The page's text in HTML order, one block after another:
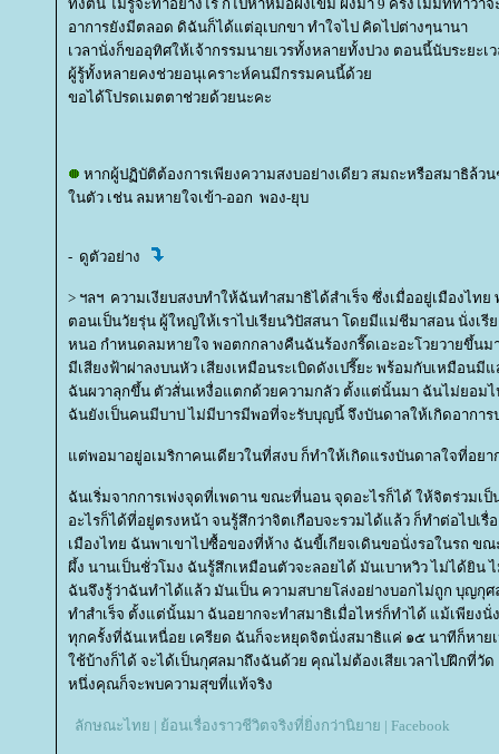
ทั้งตื่น ไม่รู้จะทำอย่างไร ก็ไปหาหมอฝังเข็ม ฝังมา 9 ครั้งไม่มีทีท่าว่าจ
อาการยังมีตลอด ดิฉันก็ได้แต่อุเบกขา ทำใจไป คิดไปต่างๆนานา
เวลานั่งก็ขออุทิศให้เจ้ากรรมนายเวรทั้งหลายทั้งปวง ตอนนี้นับระยะเ
ผู้รู้ทั้งหลายคงช่วยอนุเคราะห์คนมีกรรมคนนี้ด้ว
ขอได้โปรดเมตตาช่วยด้วยนะคะ
หากผู้ปฏิบัติต้องการเพียงความสงบอย่างเดียว สมถะหรือสมาธิล้ว
นตัว เช่น ลมหายใจเข้า-ออก พอง-ยุบ
- ดูตัวอย่าง
> ฯลฯ ความเงียบสงบทำให้ฉันทำสมาธิได้สำเร็จ ซึ่งเมื่ออยู่เมืองไทย
ตอนเป็นวัยรุ่น ผู้ใหญ่ให้เราไปเรียนวิปัสสนา โดยมีแม่ชีมาสอน นั่งเรี
หนอ กำหนดลมหายใจ พอตกกลางคืนฉันร้องกรี๊ดเอะอะโวยวายขึ้น
มีเสียงฟ้าผ่าลงบนหัว เสียงเหมือนระเบิดดังเปรี๊ยะ พร้อมกับเหมือนมี
ฉันผวาลุกขึ้น ตัวสั่นเหงื่อแตกด้วยความกลัว ตั้งแต่นั้นมา ฉันไม่ยอมไ
ฉันยังเป็นคนมีบาป ไม่มีบารมีพอที่จะรับบุญนี้ จึงบันดาลให้เกิดอาก
ต่พอมาอยู่อเมริกาคนเดียวในที่สงบ ก็ทำให้เกิดแรงบันดาลใจที่อยา
ฉันเริ่มจากการเพ่งจุดที่เพดาน ขณะที่นอน จุดอะไรก็ได้ ให้จิตร่วมเ
อะไรก็ได้ที่อยู่ตรงหน้า จนรู้สึกว่าจิตเกือบจะรวมได้แล้ว ก็ทำต่อไปเ
เมืองไทย ฉันพาเขาไปซื้อของที่ห้าง ฉันขี้เกียจเดินขอนั่งรอในรถ ข
ผึ้ง นานเป็นชั่วโมง ฉันรู้สึกเหมือนตัวจะลอยได้ มันเบาหวิว ไม่ได้ยิน ไ
ฉันจึงรู้ว่าฉันทำได้แล้ว มันเป็น ความสบายโล่งอย่างบอกไม่ถูก บุญกุ
ทำสำเร็จ ตั้งแต่นั้นมา ฉันอยากจะทำสมาธิเมื่อไหร่ก็ทำได้ แม้เพียง
ทุกครั้งที่ฉันเหนื่อย เครียด ฉันก็จะหยุดจิตนั่งสมาธิแค่ ๑๕ นาทีก็หาย
ช้บ้างก็ได้ จะได้เป็นกุศลมาถึงฉันด้วย คุณไม่ต้องเสียเวลาไปฝึกที่วั
หนึ่งคุณก็จะพบความสุขที่แท้จริง
ลักษณะไทย | ย้อนเรื่องราวชีวิตจริงที่ยิ่งกว่านิยาย | Facebook